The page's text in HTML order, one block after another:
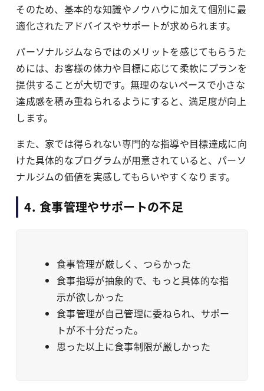
そのため、基本的な知識やノウハウに加えて個別に最
適化されたアドバイスやサポートが求められます。
パーソナルジムならではのメリットを感じてもらうた
めには、お客様の体力や目標に応じて柔軟にプランを
提供することが大切です。無理のないペースで小さな
達成感を積み重ねられるようにすると、満足度が向上
します。
また、家では得られない専門的な指導や目標達成に向
けた具体的なプログラムが用意されていると、パーソ
ナルジムの価値を実感してもらいやすくなります。
4. 食事管理やサポートの不足
食事管理が厳しく、つらかった
食事指導が抽象的で、もっと具体的な指
示が欲しかった
食事管理が自己管理に委ねられ、サポー
トが不十分だった。
思った以上に食事制限が厳しかった